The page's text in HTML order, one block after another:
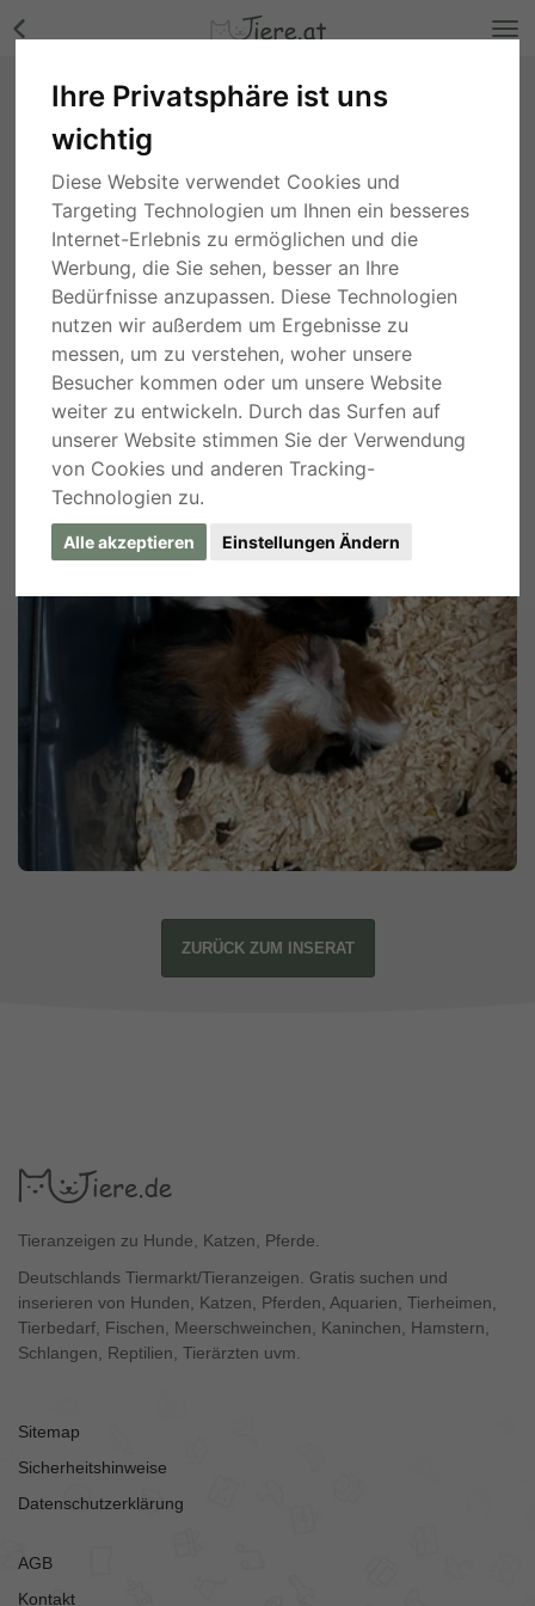
Ihre Privatsphäre ist uns
wichtig
Diese Website verwendet Cookies und
Targeting Technologien um Ihnen ein besseres
Internet-Erlebnis zu ermöglichen und die
Werbung, die Sie sehen, besser an Ihre
Bedürfnisse anzupassen. Diese Technologien
nutzen wir außerdem um Ergebnisse zu
messen, um zu verstehen, woher unsere
Besucher kommen oder um unsere Website
weiter zu entwickeln. Durch das Surfen auf
unserer Website stimmen Sie der Verwendung
von Cookies und anderen Tracking-
Technologien zu.
Alle akzeptieren Einstellungen Ändern
Süße Meerschweinchen Babys, Buben
Jungtier - männlich Bilder
Wien, vor 3 Jahren
ZURÜCK ZUM INSERAT
Tieranzeigen zu Hunde, Katzen, Pferde.
Deutschlands Tiermarkt/Tieranzeigen. Gratis suchen und
inserieren von Hunden, Katzen, Pferden, Aquarien, Tierheimen,
Tierbedarf, Fischen, Meerschweinchen, Kaninchen, Hamstern,
Schlangen, Reptilien, Tierärzten uvm.
Sitemap
Sicherheitshinweise
Datenschutzerklärung
AGB
Kontakt